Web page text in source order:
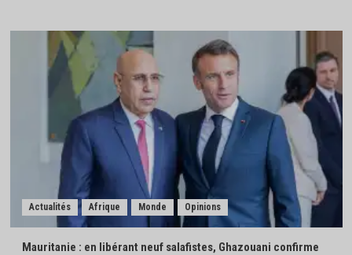
Actualités Afrique Monde Opinions
Mauritanie : en libérant neuf salafistes, Ghazouani confirme